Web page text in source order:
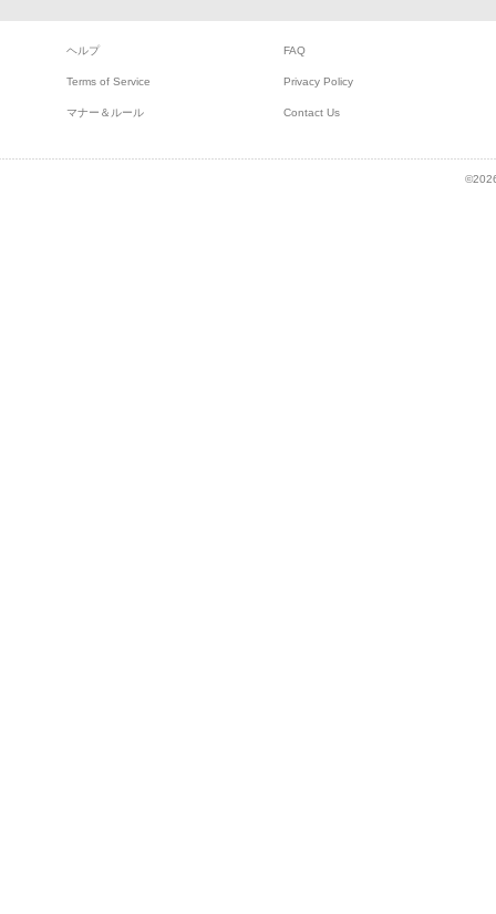
ヘルプ FAQ
Terms of Service Privacy Policy
マナー＆ルール Contact Us